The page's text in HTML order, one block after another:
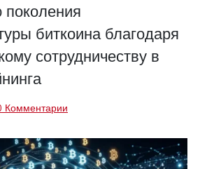
биткоина благодаря
сотрудничеству в
Комментарии